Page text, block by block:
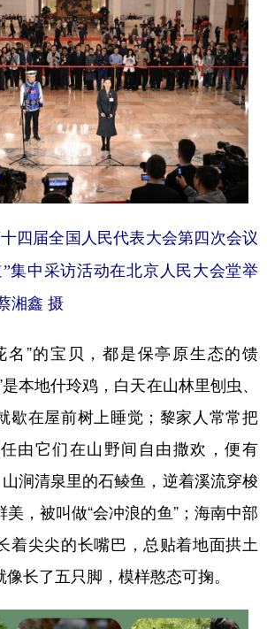
Español Français عربى
日本語 한국어
Português
四届全国人民代表大会第四次会议
集中采访活动在北京人民大会堂举
湘鑫 摄
”的宝贝，都是保亭原生态的馈
本地什玲鸡，白天在山林里刨虫、
歇在屋前树上睡觉；黎家人常常把
由它们在山野间自由撒欢，便有
山涧清泉里的石鲮鱼，逆着溪流穿梭
，被叫做“会冲浪的鱼”；海南中部
着尖尖的长嘴巴，总贴着地面拱土
长了五只脚，模样憨态可掬。